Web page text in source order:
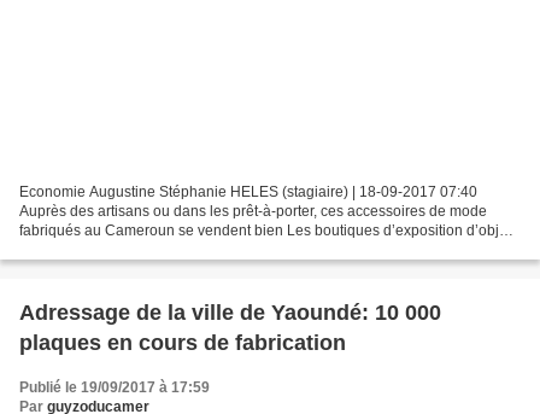
Economie Augustine Stéphanie HELES (stagiaire) | 18-09-2017 07:40
Auprès des artisans ou dans les prêt-à-porter, ces accessoires de mode
fabriqués au Cameroun se vendent bien Les boutiques d’exposition d’objets
Adressage de la ville de Yaoundé: 10 000
plaques en cours de fabrication
Publié le 19/09/2017 à 17:59
Par guyzoducamer